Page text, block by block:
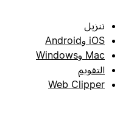
تنزيل
iOS وAndroid
Mac وWindows
التقويم
Web Clipper